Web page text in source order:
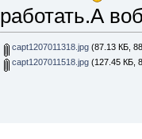
работать.А
capt1207011318.jpg(87.13 КБ,
capt1207011518.jpg(127.45 КБ,